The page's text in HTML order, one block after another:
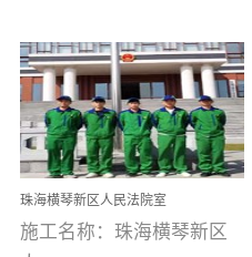
【东莞美豪雅致酒店】室
内空气治理项目东莞美豪
雅致酒店 东莞美豪雅
致酒店是为中高端人士...
珠海横琴新区人民法院室
内除甲醛空气治理项目
施工名称：珠海横琴新区